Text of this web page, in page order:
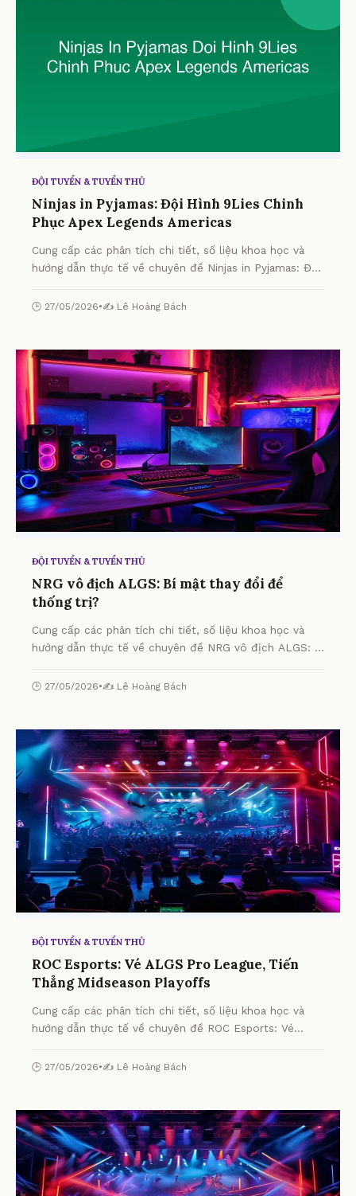
ĐỘI TUYỂN & TUYỂN THỦ
Ninjas in Pyjamas: Đội Hình 9Lies Chinh
Phục Apex Legends Americas
Cung cấp các phân tích chi tiết, số liệu khoa học và
hướng dẫn thực tế về chuyên đề Ninjas in Pyjamas: Đội
chuyên gia.
🕒 27/05/2026•✍️ Lê Hoàng Bách
ĐỘI TUYỂN & TUYỂN THỦ
NRG vô địch ALGS: Bí mật thay đổi để
thống trị?
Cung cấp các phân tích chi tiết, số liệu khoa học và
hướng dẫn thực tế về chuyên đề NRG vô địch ALGS: Bí
🕒 27/05/2026•✍️ Lê Hoàng Bách
ĐỘI TUYỂN & TUYỂN THỦ
ROC Esports: Vé ALGS Pro League, Tiến
Thẳng Midseason Playoffs
Cung cấp các phân tích chi tiết, số liệu khoa học và
hướng dẫn thực tế về chuyên đề ROC Esports: Vé
chuyên gia.
🕒 27/05/2026•✍️ Lê Hoàng Bách